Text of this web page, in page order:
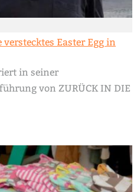
Easter Egg in
in seiner
von ZURÜCK IN DIE